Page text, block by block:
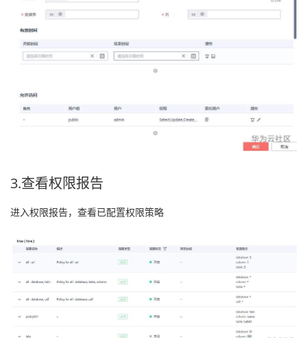
3.查看权限报告
进入权限报告，查看已配置权限策略